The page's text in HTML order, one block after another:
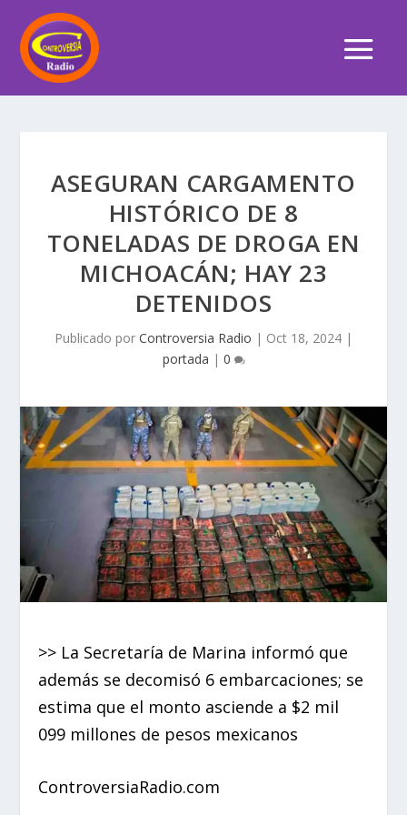
ASEGURAN CARGAMENTO
HISTÓRICO DE 8
TONELADAS DE DROGA EN
MICHOACÁN; HAY 23
DETENIDOS
Publicado por Controversia Radio | Oct 18, 2024 |
portada | 0
>> La Secretaría de Marina informó que
además se decomisó 6 embarcaciones; se
estima que el monto asciende a $2 mil
099 millones de pesos mexicanos
ControversiaRadio.com